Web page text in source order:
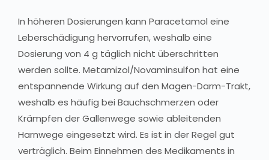
In höheren Dosierungen kann Paracetamol eine
Leberschädigung hervorrufen, weshalb eine
Dosierung von 4 g täglich nicht überschritten
werden sollte. Metamizol/Novaminsulfon hat eine
entspannende Wirkung auf den Magen-Darm-Trakt,
weshalb es häufig bei Bauchschmerzen oder
Krämpfen der Gallenwege sowie ableitenden
Harnwege eingesetzt wird. Es ist in der Regel gut
verträglich. Beim Einnehmen des Medikaments in